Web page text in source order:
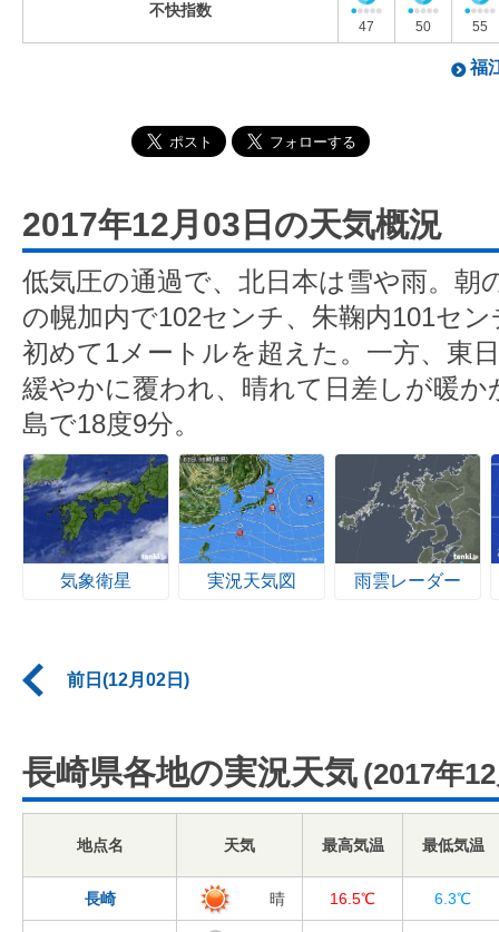
不快指数
47 50 55
福
2017年12月03日の天気概況
低気圧の通過で、北日本は雪や雨。朝
の幌加内で102センチ、朱鞠内101セ
初めて1メートルを超えた。一方、東
緩やかに覆われ、晴れて日差しが暖か
島で18度9分。
気象衛星 実況天気図 雨雲レーダー
前日(12月02日)
長崎県各地の実況天気 (2017年
地点名 天気 最高気温 最低気温
長崎 晴 16.5℃ 6.3℃